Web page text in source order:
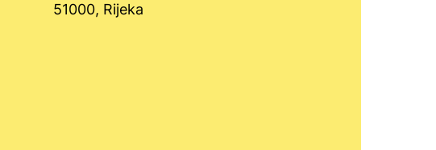
51000, Rijeka